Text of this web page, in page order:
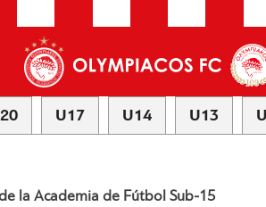
U17 U14 U13
la Academia de Fútbol Sub-15